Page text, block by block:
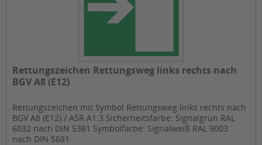
Rettungszeichen Rettungsweg links rechts nach
BGV A8 (E12)
Rettungszeichen mit Symbol Rettungsweg links rechts nach
BGV A8 (E12) / ASR A1.3 Sicherheitsfarbe: Signalgrün RAL
6032 nach DIN 5381 Symbolfarbe: Signalweiß RAL 9003
nach DIN 5681